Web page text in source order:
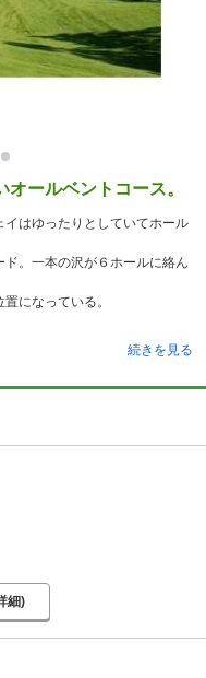
ールベントコース。
はゆったりとしていてホール
。一本の沢が６ホールに絡ん
になっている。
続きを見る
細)